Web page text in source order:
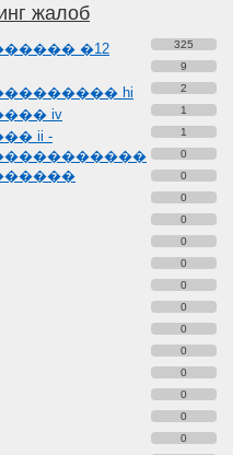
жалоб
�12 325
9
hi 2
iv 1
ii -
1
0
0
0
0
0
0
0
0
0
0
0
0
0
0